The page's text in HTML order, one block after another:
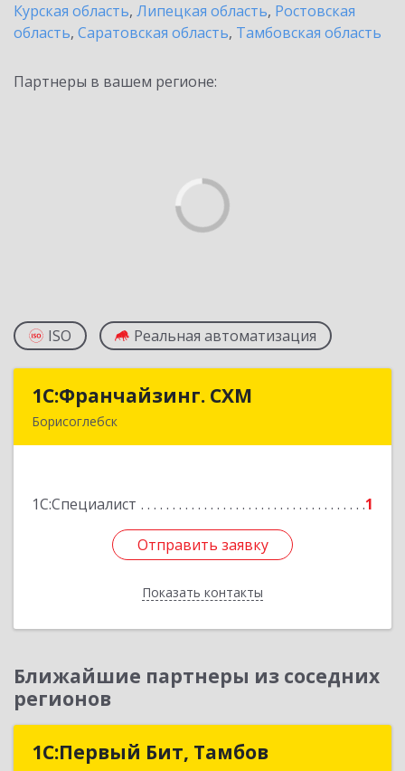
Курская область, Липецкая область, Ростовская
область, Саратовская область, Тамбовская область
Партнеры в вашем регионе:
ISO Реальная автоматизация
1С:Франчайзинг. СХМ
Борисоглебск
1С:Специалист 1
Отправить заявку
Показать контакты
1С:Франчайзинг. СХМ
Подробнее
Отправить заявку
Назад
Ближайшие партнеры из соседних
регионов
1С:Первый Бит, Тамбов
1С:Первый Бит, Тамбов